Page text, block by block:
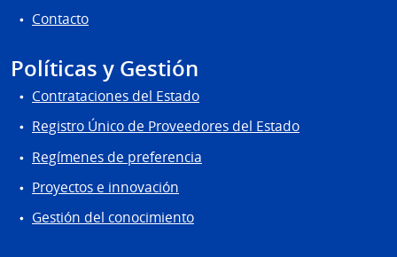
Contacto
Políticas y Gestión
Contrataciones del Estado
Registro Único de Proveedores del Estado
Regímenes de preferencia
Proyectos e innovación
Gestión del conocimiento